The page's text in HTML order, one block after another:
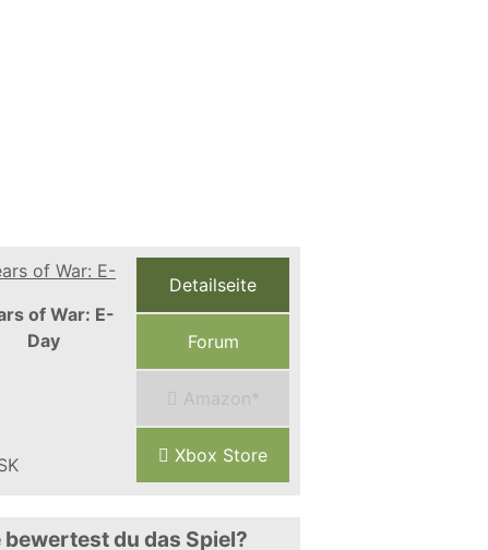
of War: E-
Day
Detailseite
Forum
Amazon*
Xbox Store
bewertest du das Spiel?